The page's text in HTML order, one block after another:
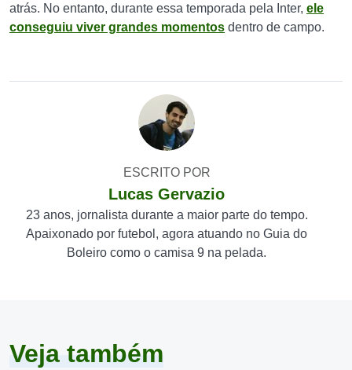
atrás. No entanto, durante essa temporada pela Inter, ele
conseguiu viver grandes momentos dentro de campo.
ESCRITO POR
Lucas Gervazio
23 anos, jornalista durante a maior parte do tempo.
Apaixonado por futebol, agora atuando no Guia do
Boleiro como o camisa 9 na pelada.
Veja também